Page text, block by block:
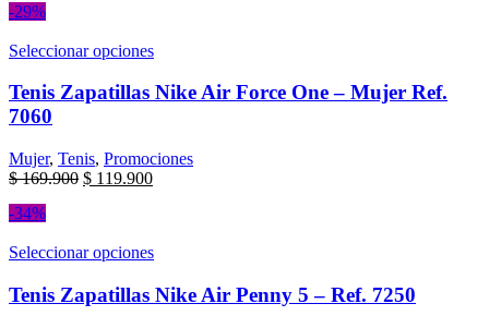
-29%
Seleccionar opciones
Tenis Zapatillas Nike Air Force One – Mujer Ref.
7060
Mujer, Tenis, Promociones
$169.900 $ 119.900
-34%
Seleccionar opciones
Tenis Zapatillas Nike Air Penny 5 – Ref. 7250